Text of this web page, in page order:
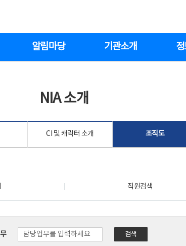
알림마당 기관소개
NIA 소개
CI 및 캐릭터 소개 조직도
직원검색
검색